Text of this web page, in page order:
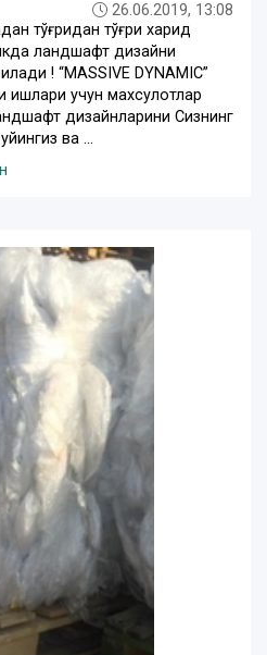
26.06.2019, 13:08
тўғридан тўғри харид
ландшафт дизайни
! “MASSIVE DYNAMIC”
учун махсулотлар
дизайнларини Сизнинг
ва ...